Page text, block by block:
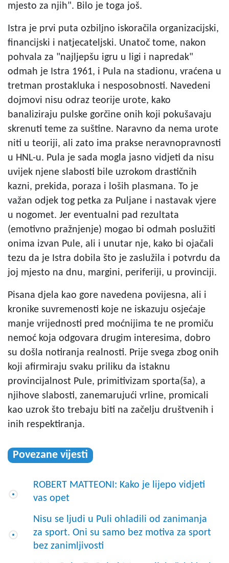
mjesto za njih". Bilo je toga još.
Istra je prvi puta ozbiljno iskoračila organizacijski,
financijski i natjecateljski. Unatoč tome, nakon
pohvala za "najljepšu igru u ligi i napredak"
odmah je Istra 1961, i Pula na stadionu, vraćena u
tretman prostakluka i nesposobnosti. Navedeni
dojmovi nisu odraz teorije urote, kako
banaliziraju pulske gorčine onih koji pokušavaju
skrenuti teme za suštine. Naravno da nema urote
niti u teoriji, ali zato ima prakse neravnopravnosti
u HNL-u. Pula je sada mogla jasno vidjeti da nisu
uvijek njene slabosti bile uzrokom drastičnih
kazni, prekida, poraza i loših plasmana. To je
važan odjek tog petka za Puljane i nastavak vjere
u nogomet. Jer eventualni pad rezultata
(emotivno pražnjenje) mogao bi odmah poslužiti
onima izvan Pule, ali i unutar nje, kako bi ojačali
tezu da je Istra dobila što je zaslužila i potvrdu da
joj mjesto na dnu, margini, periferiji, u provinciji.
Pisana djela kao gore navedena povijesna, ali i
kronike suvremenosti koje ne iskazuju osjećaje
manje vrijednosti pred moćnijima te ne promiču
nemoć koja odgovara drugim interesima, dobro
su došla notiranja realnosti. Prije svega zbog onih
koji afirmiraju svaku priliku da istaknu
provincijalnost Pule, primitivizam sporta(ša), a
njihove slabosti, zanemarujući vrline, promicali
kao uzrok što trebaju biti na začelju društvenih i
inih respektiranja.
Povezane vijesti
ROBERT MATTEONI: Kako je lijepo vidjeti
vas opet
Nisu se ljudi u Puli ohladili od zanimanja
za sport. Oni su samo bez motiva za sport
bez zanimljivosti